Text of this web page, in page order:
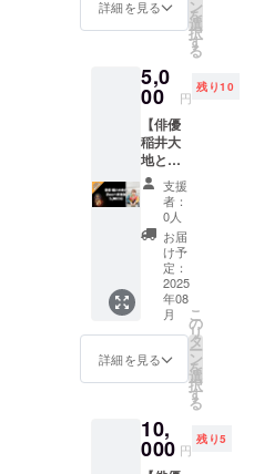
メール
等のフ
メール
アドレ
スのご
登録を
おすす
めいた
しま
す。 ※
届かな
い場合
は、迷
惑メー
ルフォ
ルダの
確認、
または
別の
メール
アドレ
連絡く
ださ
い。 ※
では、
お礼と
の感謝
の気持
ちを込
めた
メール
でお届
けしま
す。 ま
た頂い
たメッ
セージ
は本人
に伝え
た様子
をSNS
信させ
ていた
す。
【お願
い】 ※
が物品
をご用
要はあ
りませ
ん。 こ
のリ
ターン
では、
お礼と
してご
支援へ
の感謝
の気持
ちを込
めた
メール
す。 ま
た頂い
ドリン
クを演
者さん
@ezwe
ank.ne.j
p 等）
をご登
録の場
合、
メール
が届か
ないこ
とがあ
りま
す。 →
Gmailや
Yahoo!
メール
等のフ
メール
アドレ
おすす
めいた
しま
きます
話番
号、
ドレ
ス、お
送り先
住所を
記載く
ださ
い。
キャリ
アメー
（@doc
omo.ne.
jp／
@ezwe
ank.ne.j
p 等）
をご登
を応援
いう素
敵な方
へ 出演
する演
者さん
への純
粋なご
支援
に、心
より感
謝いた
しま
す。 モ
ノや
サービ
スはい
らな
さんを
応援し
詳細を見る ン
を
選
択
す
る
5,0
00 円
残り10
【俳優
稲井大
地と
Zoom交
流会】
俳優 稲
井大地
を応援
した
い！と
いう素
敵な方
へ 宮崎
に舞台
を見に
ど、遠
くて行
けない...
支援
者：
0人
お届
け予
定：
2025
年08
月
詳細を見る
こ
の
リ
タ
ー
ン
を
選
択
す
る
10,
000 円
残り5